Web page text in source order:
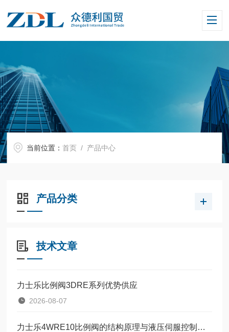
当前位置：首页 / 产品中心
产品分类
技术文章
力士乐比例阀3DRE系列优势供应
2026-08-07
力士乐4WRE10比例阀的结构原理与液压伺服控制技术